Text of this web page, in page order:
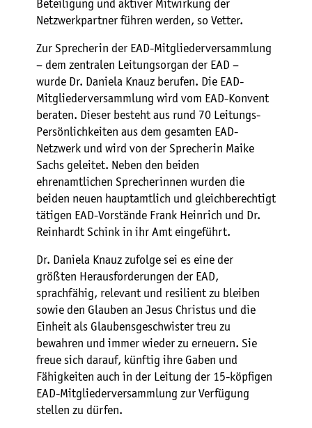
Beteiligung und aktiver Mitwirkung der
Netzwerkpartner führen werden, so Vetter.
Zur Sprecherin der EAD-Mitgliederversammlung
– dem zentralen Leitungsorgan der EAD –
wurde Dr. Daniela Knauz berufen. Die EAD-
Mitgliederversammlung wird vom EAD-Konvent
beraten. Dieser besteht aus rund 70 Leitungs-
Persönlichkeiten aus dem gesamten EAD-
Netzwerk und wird von der Sprecherin Maike
Sachs geleitet. Neben den beiden
ehrenamtlichen Sprecherinnen wurden die
beiden neuen hauptamtlich und gleichberechtigt
tätigen EAD-Vorstände Frank Heinrich und Dr.
Reinhardt Schink in ihr Amt eingeführt.
Dr. Daniela Knauz zufolge sei es eine der
größten Herausforderungen der EAD,
sprachfähig, relevant und resilient zu bleiben
sowie den Glauben an Jesus Christus und die
Einheit als Glaubensgeschwister treu zu
bewahren und immer wieder zu erneuern. Sie
freue sich darauf, künftig ihre Gaben und
Fähigkeiten auch in der Leitung der 15-köpfigen
EAD-Mitgliederversammlung zur Verfügung
stellen zu dürfen.